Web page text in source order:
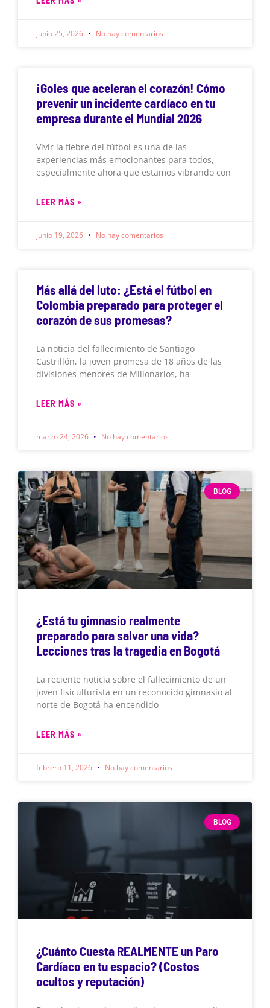
junio 25, 2026 No hay comentarios
¡Goles que aceleran el corazón! Cómo
prevenir un incidente cardíaco en tu
empresa durante el Mundial 2026
Vivir la fiebre del fútbol es una de las
experiencias más emocionantes para todos,
especialmente ahora que estamos vibrando con
LEER MÁS »
junio 19, 2026 No hay comentarios
Más allá del luto: ¿Está el fútbol en
Colombia preparado para proteger el
corazón de sus promesas?
La noticia del fallecimiento de Santiago
Castrillón, la joven promesa de 18 años de las
divisiones menores de Millonarios, ha
LEER MÁS »
marzo 24, 2026 No hay comentarios
BLOG
¿Está tu gimnasio realmente
preparado para salvar una vida?
Lecciones tras la tragedia en Bogotá
La reciente noticia sobre el fallecimiento de un
joven fisiculturista en un reconocido gimnasio al
norte de Bogotá ha encendido
LEER MÁS »
febrero 11, 2026 No hay comentarios
BLOG
¿Cuánto Cuesta REALMENTE un Paro
Cardíaco en tu espacio? (Costos
ocultos y reputación)